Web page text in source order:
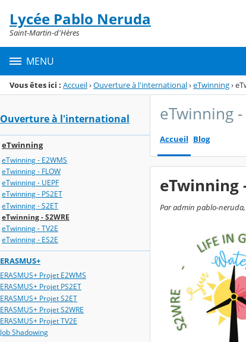
Menu de la rubrique
Contenu
Lycée Pablo Neruda
Saint-Martin-d'Hères
MENU
Vous êtes ici : Accueil›Ouverture à l'international›eTwinning›
Ouverture à l'international
eTwinning
eTwinning - E2WMS
eTwinning - FLOW
eTwinning - UEPF
eTwinning - PS2ET
eTwinning - S2ET
eTwinning - S2WRE
eTwinning - TV2E
eTwinning - ES2E
ERASMUS+
ERASMUS+ Projet E2WMS
ERASMUS+ Projet PS2ET
ERASMUS+ Projet S2ET
ERASMUS+ Projet S2WRE
ERASMUS+ Projet TV2E
Job Shadowing
eTwinning -
Accueil Blog
eTwinning
Par admin pablo-